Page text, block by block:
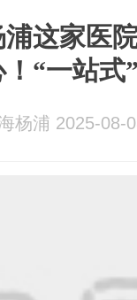
浦这家医
！“一站式
海杨浦 2025-08-